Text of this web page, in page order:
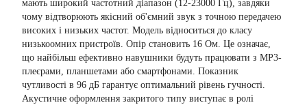
мають широкий частотний діапазон (12-23000 Гц), завдяки
чому відтворюють якісний об'ємний звук з точною передачею
високих і низьких частот. Модель відноситься до класу
низькоомних пристроїв. Опір становить 16 Ом. Це означає,
що найбільш ефективно навушники будуть працювати з МР3-
плеєрами, планшетами або смартфонами. Показник
чутливості в 96 дБ гарантує оптимальний рівень гучності.
Акустичне оформлення закритого типу виступає в ролі